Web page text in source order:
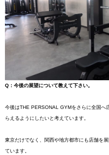
Q：今後の展望について教えて下さい。
今後はTHE PERSONAL GYMをさらに全国へ
らえるようにしたいと考えています。
東京だけでなく、関西や地方都市にも店舗を
ています。